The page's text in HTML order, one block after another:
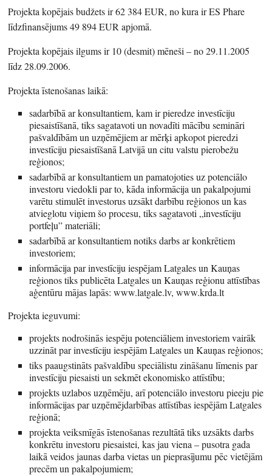
Projekta kopējais budžets ir 62 384 EUR, no kura ir ES Phare
līdzfinansējums 49 894 EUR apjomā.
Projekta kopējais ilgums ir 10 (desmit) mēneši – no 29.11.2005
līdz 28.09.2006.
Projekta īstenošanas laikā:
sadarbībā ar konsultantiem, kam ir pieredze investīciju
piesaistīšanā, tiks sagatavoti un novadīti mācību semināri
pašvaldībām un uzņēmējiem ar mērķi apkopot pieredzi
investīciju piesaistīšanā Latvijā un citu valstu pierobežu
reģionos;
sadarbībā ar konsultantiem un pamatojoties uz potenciālo
investoru viedokli par to, kāda informācija un pakalpojumi
varētu stimulēt investorus uzsākt darbību reģionos un kas
atvieglotu viņiem šo procesu, tiks sagatavoti „investīciju
portfeļu” materiāli;
sadarbībā ar konsultantiem notiks darbs ar konkrētiem
investoriem;
informācija par investīciju iespējam Latgales un Kauņas
reģionos tiks publicēta Latgales un Kauņas reģionu attīstības
aģentūru mājas lapās: www.latgale.lv, www.krda.lt
Projekta ieguvumi:
projekts nodrošinās iespēju potenciāliem investoriem vairāk
uzzināt par investīciju iespējām Latgales un Kauņas reģionos;
tiks paaugstināts pašvaldību speciālistu zināšanu līmenis par
investīciju piesaisti un sekmēt ekonomisko attīstību;
projekts uzlabos uzņēmēju, arī potenciālo investoru pieeju pie
informācijas par uzņēmējdarbības attīstības iespējām Latgales
reģionā;
projekta veiksmīgās īstenošanas rezultātā tiks uzsākts darbs
konkrētu investoru piesaistei, kas jau viena – pusotra gada
laikā veidos jaunas darba vietas un pieprasījumu pēc vietējām
precēm un pakalpojumiem;